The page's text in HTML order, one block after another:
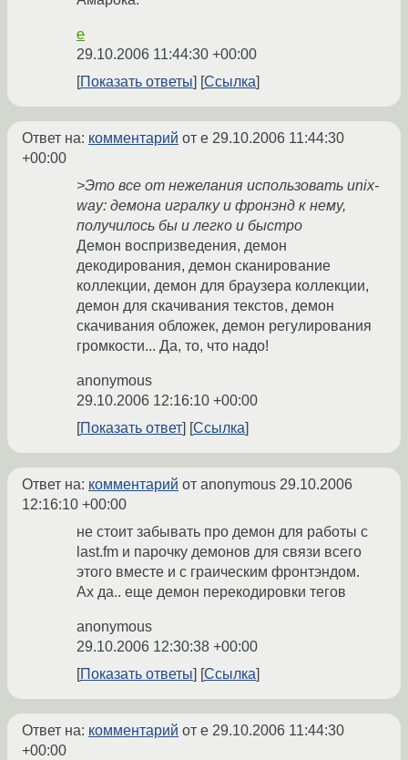
e
29.10.2006 11:44:30 +00:00
Показать ответы
Ссылка
Ответ на: комментарий от e 29.10.2006 11:44:30
+00:00
>Это все от нежелания использовать unix-
way: демона игралку и фронэнд к нему,
получилось бы и легко и быстро
Демон воспризведения, демон
декодирования, демон сканирование
коллекции, демон для браузера коллекции,
демон для скачивания текстов, демон
скачивания обложек, демон регулирования
громкости... Да, то, что надо!
anonymous
29.10.2006 12:16:10 +00:00
Показать ответ
Ссылка
Ответ на: комментарий от anonymous 29.10.2006
12:16:10 +00:00
не стоит забывать про демон для работы с
last.fm и парочку демонов для связи всего
этого вместе и с граическим фронтэндом.
Ах да.. еще демон перекодировки тегов
anonymous
29.10.2006 12:30:38 +00:00
Показать ответы
Ссылка
Ответ на: комментарий от e 29.10.2006 11:44:30
+00:00